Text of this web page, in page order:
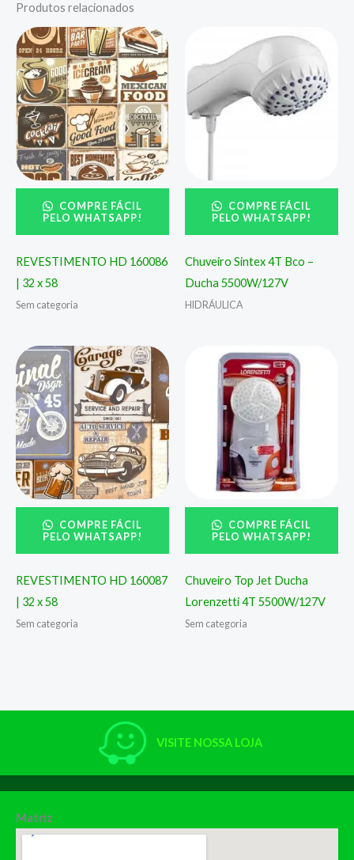
Produtos relacionados
COMPRE FÁCIL
PELO WHATSAPP!
REVESTIMENTO HD 160086
| 32 x 58
Sem categoria
COMPRE FÁCIL
PELO WHATSAPP!
Chuveiro Sintex 4T Bco –
Ducha 5500W/127V
HIDRÁULICA
COMPRE FÁCIL
PELO WHATSAPP!
REVESTIMENTO HD 160087
| 32 x 58
Sem categoria
COMPRE FÁCIL
PELO WHATSAPP!
Chuveiro Top Jet Ducha
Lorenzetti 4T 5500W/127V
Sem categoria
VISITE NOSSA LOJA
Matriz